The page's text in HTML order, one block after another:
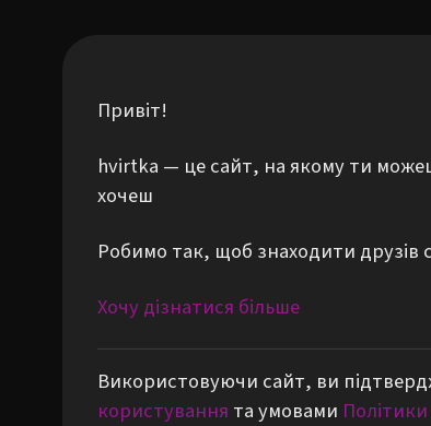
Привіт!
hvirtka — це сайт, на якому ти
хочеш
Робимо так, щоб знаходити друзів
Хочу дізнатися більше
Використовуючи сайт, ви
користування та умовами